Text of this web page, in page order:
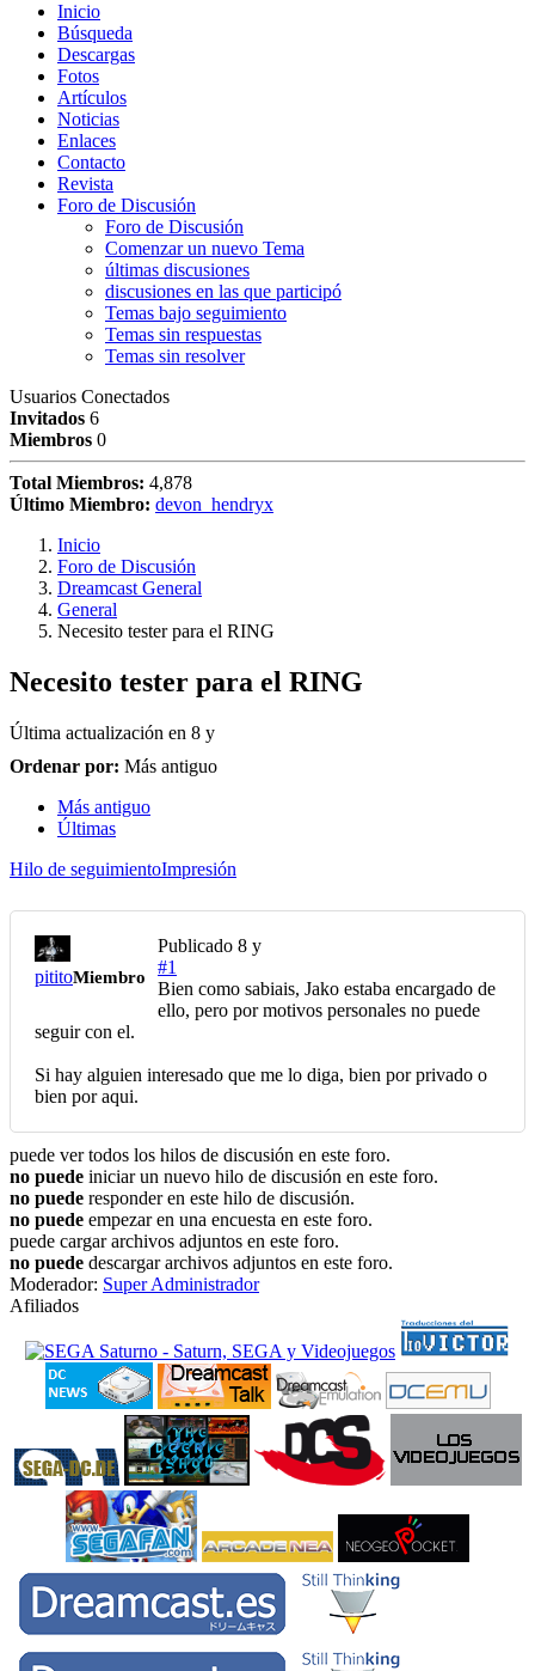
Inicio
Búsqueda
Descargas
Fotos
Artículos
Noticias
Enlaces
Contacto
Revista
Foro de Discusión
Foro de Discusión
Comenzar un nuevo Tema
últimas discusiones
discusiones en las que participó
Temas bajo seguimiento
Temas sin respuestas
Temas sin resolver
Usuarios Conectados
Invitados 6
Miembros 0
Total Miembros: 4,878
Último Miembro: devon_hendryx
Inicio
Foro de Discusión
Dreamcast General
General
Necesito tester para el RING
Necesito tester para el RING
Última actualización en 8 y
Ordenar por: Más antiguo
Más antiguo
Últimas
Hilo de seguimientoImpresión
pititoMiembro
Publicado 8 y
#1
Bien como sabiais, Jako estaba encargado de
ello, pero por motivos personales no puede
seguir con el.
Si hay alguien interesado que me lo diga, bien por privado o
bien por aqui.
puede ver todos los hilos de discusión en este foro.
no puede iniciar un nuevo hilo de discusión en este foro.
no puede responder en este hilo de discusión.
no puede empezar en una encuesta en este foro.
puede cargar archivos adjuntos en este foro.
no puede descargar archivos adjuntos en este foro.
Moderador: Super Administrador
Afiliados